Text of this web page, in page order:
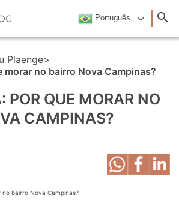
Português
Plaenge>
morar no bairro Nova Campinas?
POR QUE MORAR NO
CAMPINAS?